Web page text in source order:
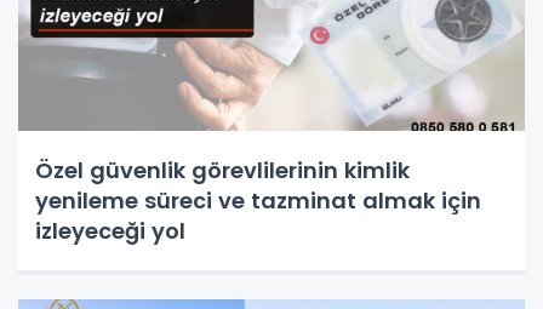
Özel güvenlik görevlilerinin kimlik
yenileme süreci ve tazminat almak için
izleyeceği yol